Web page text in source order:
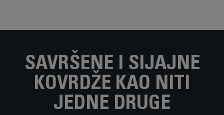
SAVRŠENE I SIJAJNE
KOVRDŽE KAO NITI
JEDNE DRUGE